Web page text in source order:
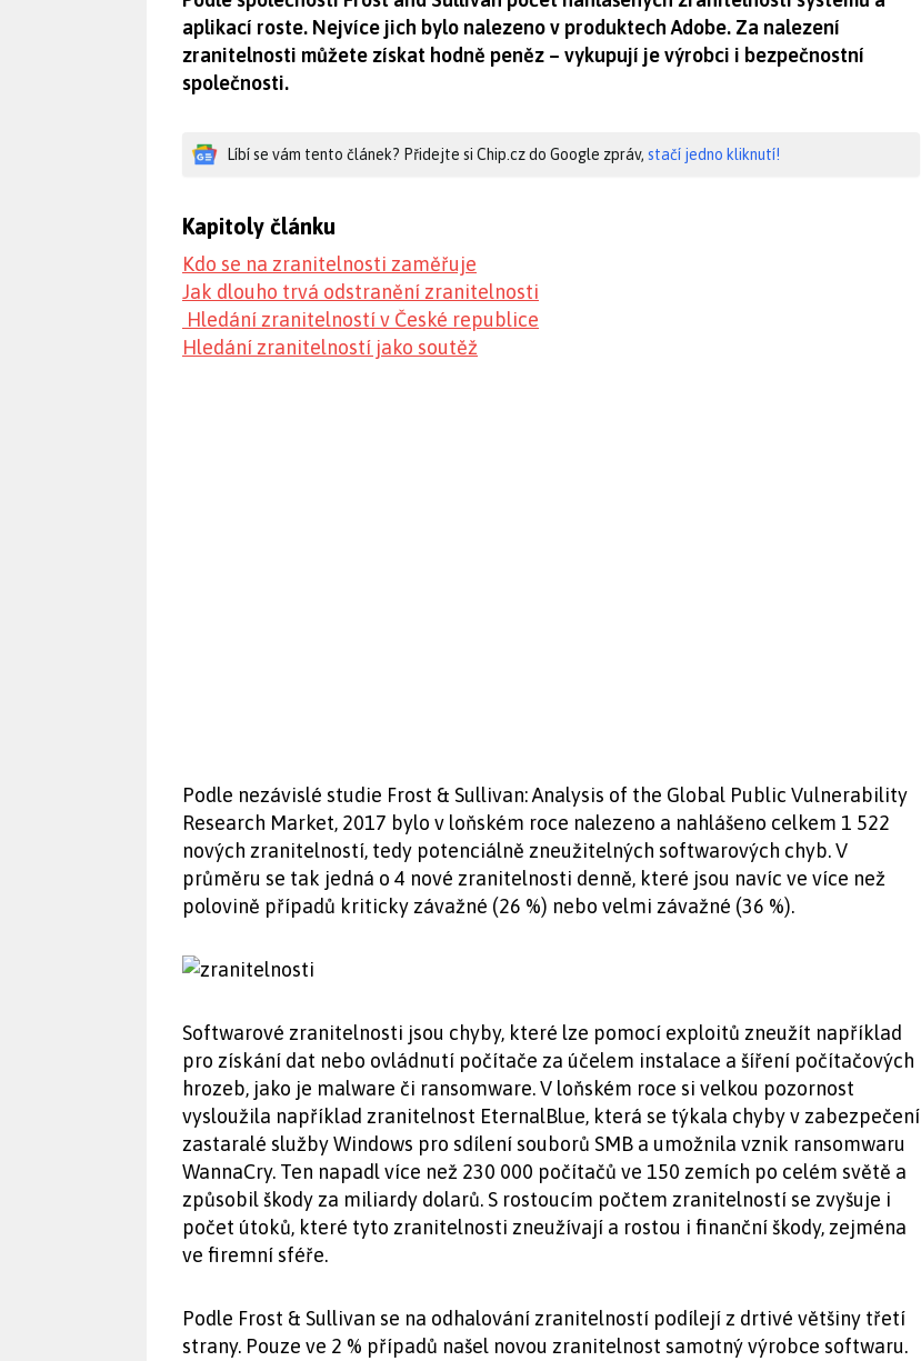
aplikací roste. Nejvíce jich bylo nalezeno v produktech Adobe. Za nalezení
zranitelnosti můžete získat hodně peněz – vykupují je výrobci i bezpečnostní
společnosti.
Líbí se vám tento článek? Přidejte si Chip.cz do Google zpráv, stačí jedno kliknutí!
Kapitoly článku
Kdo se na zranitelnosti zaměřuje
Jak dlouho trvá odstranění zranitelnosti
Hledání zranitelností v České republice
Hledání zranitelností jako soutěž
Podle nezávislé studie Frost & Sullivan: Analysis of the Global Public Vulnerability
Research Market, 2017 bylo v loňském roce nalezeno a nahlášeno celkem 1 522
nových zranitelností, tedy potenciálně zneužitelných softwarových chyb. V
průměru se tak jedná o 4 nové zranitelnosti denně, které jsou navíc ve více než
polovině případů kriticky závažné (26 %) nebo velmi závažné (36 %).
Softwarové zranitelnosti jsou chyby, které lze pomocí exploitů zneužít například
pro získání dat nebo ovládnutí počítače za účelem instalace a šíření počítačových
hrozeb, jako je malware či ransomware. V loňském roce si velkou pozornost
vysloužila například zranitelnost EternalBlue, která se týkala chyby v zabezpečení
zastaralé služby Windows pro sdílení souborů SMB a umožnila vznik ransomwaru
WannaCry. Ten napadl více než 230 000 počítačů ve 150 zemích po celém světě a
způsobil škody za miliardy dolarů. S rostoucím počtem zranitelností se zvyšuje i
počet útoků, které tyto zranitelnosti zneužívají a rostou i finanční škody, zejména
ve firemní sféře.
Podle Frost & Sullivan se na odhalování zranitelností podílejí z drtivé většiny třetí
strany. Pouze ve 2 % případů našel novou zranitelnost samotný výrobce softwaru.